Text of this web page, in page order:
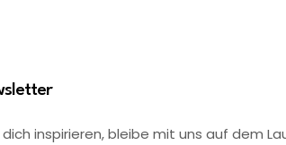
dich inspirieren, bleibe mit uns auf dem